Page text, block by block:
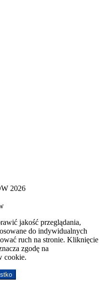
jakość przeglądania,
do indywidualnych
ruch na stronie. Kliknięcie
zgodę na
cookie.